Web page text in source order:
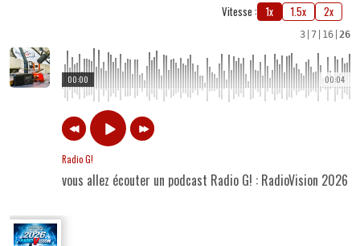
Vitesse : 1x 1.5x 2x
3 7 16 26
00:04
00:00
Radio G!
vous allez écouter un podcast Radio G! : RadioVision 2026